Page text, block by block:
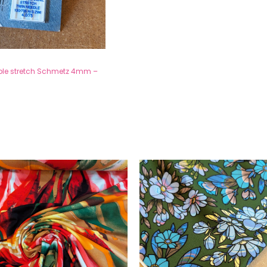
stretch Schmetz 4mm –